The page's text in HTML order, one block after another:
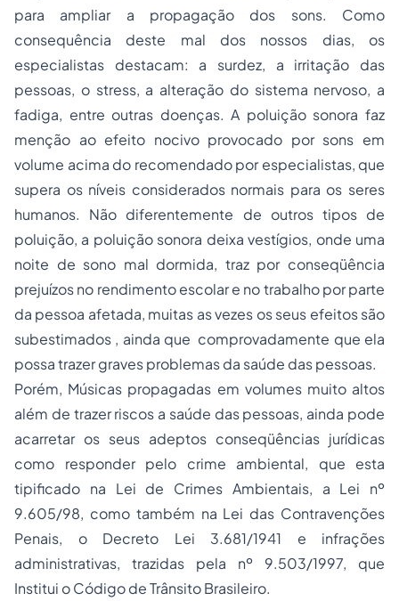
para ampliar a propagação dos sons. Como
consequência deste mal dos nossos dias, os
especialistas destacam: a surdez, a irritação das
pessoas, o stress, a alteração do sistema nervoso, a
fadiga, entre outras doenças. A poluição sonora faz
menção ao efeito nocivo provocado por sons em
volume acima do recomendado por especialistas, que
supera os níveis considerados normais para os seres
humanos. Não diferentemente de outros tipos de
poluição, a poluição sonora deixa vestígios, onde uma
noite de sono mal dormida, traz por conseqüência
prejuízos no rendimento escolar e no trabalho por parte
da pessoa afetada, muitas as vezes os seus efeitos são
subestimados , ainda que comprovadamente que ela
possa trazer graves problemas da saúde das pessoas.
Porém, Músicas propagadas em volumes muito altos
além de trazer riscos a saúde das pessoas, ainda pode
acarretar os seus adeptos conseqüências jurídicas
como responder pelo crime ambiental, que esta
tipificado na Lei de Crimes Ambientais, a Lei nº
9.605/98, como também na Lei das Contravenções
Penais, o Decreto Lei 3.681/1941 e infrações
administrativas, trazidas pela nº 9.503/1997, que
Institui o Código de Trânsito Brasileiro.